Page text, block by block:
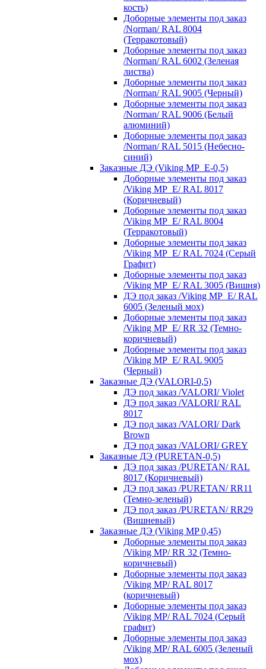
кость)
Доборные элементы под заказ
/Norman/ RAL 8004
(Терракотовый)
Доборные элементы под заказ
/Norman/ RAL 6002 (Зеленая
листва)
Доборные элементы под заказ
/Norman/ RAL 9005 (Черный)
Доборные элементы под заказ
/Norman/ RAL 9006 (Белый
алюминий)
Доборные элементы под заказ
/Norman/ RAL 5015 (Небесно-
синий)
Заказные ДЭ (Viking MP_E-0,5)
Доборные элементы под заказ
/Viking MP_E/ RAL 8017
(Коричневый)
Доборные элементы под заказ
/Viking MP_E/ RAL 8004
(Терракотовый)
Доборные элементы под заказ
/Viking MP_E/ RAL 7024 (Серый
Графит)
Доборные элементы под заказ
/Viking MP_E/ RAL 3005 (Вишня)
ДЭ под заказ /Viking MP_E/ RAL
6005 (Зеленый мох)
Доборные элементы под заказ
/Viking MP_E/ RR 32 (Темно-
коричневый)
Доборные элементы под заказ
/Viking MP_E/ RAL 9005
(Черный)
Заказные ДЭ (VALORI-0,5)
ДЭ под заказ /VALORI/ Violet
ДЭ под заказ /VALORI/ RAL
8017
ДЭ под заказ /VALORI/ Dark
Brown
ДЭ под заказ /VALORI/ GREY
Заказные ДЭ (PURETAN-0,5)
ДЭ под заказ /PURETAN/ RAL
8017 (Коричневый)
ДЭ под заказ /PURETAN/ RR11
(Темно-зеленый)
ДЭ под заказ /PURETAN/ RR29
(Вишневый)
Заказные ДЭ (Viking MP 0,45)
Доборные элементы под заказ
/Viking MP/ RR 32 (Темно-
коричневый)
Доборные элементы под заказ
/Viking MP/ RAL 8017
(коричневый)
Доборные элементы под заказ
/Viking MP/ RAL 7024 (Серый
графит)
Доборные элементы под заказ
/Viking MP/ RAL 6005 (Зеленый
мох)